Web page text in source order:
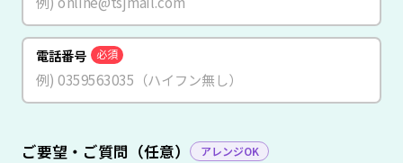
電話番号 必須
ご要望・ご質問（任意） アレンジOK